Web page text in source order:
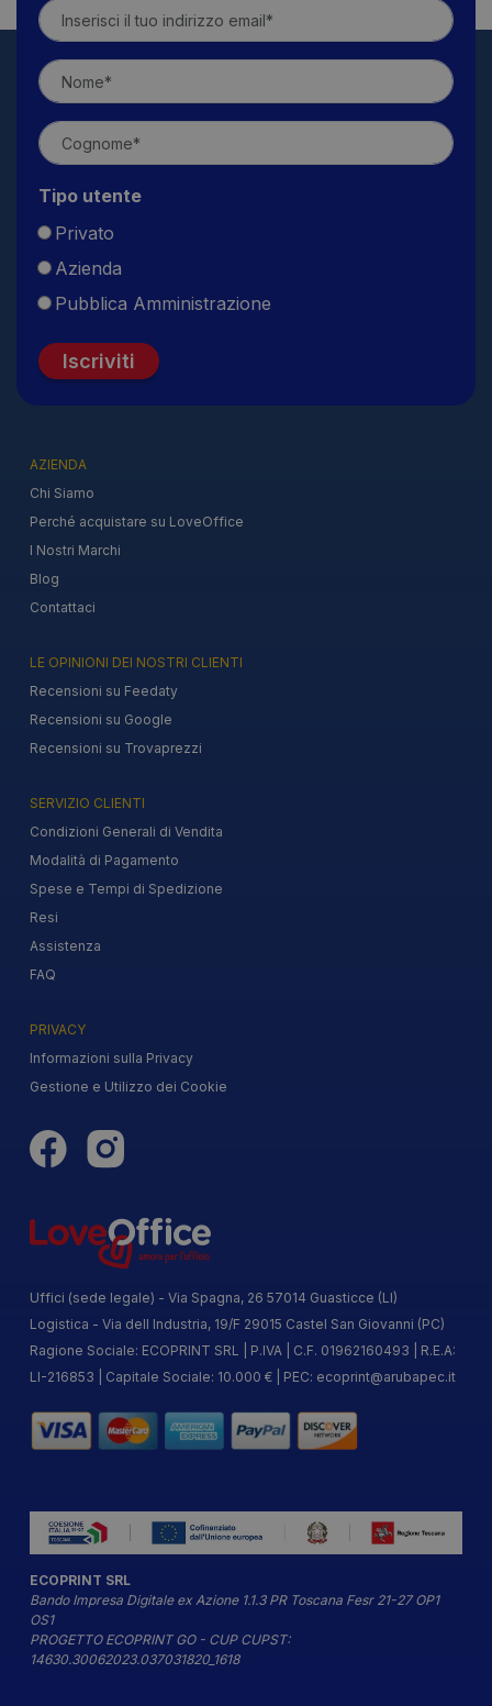
Tipo utente
Privato
Azienda
Pubblica Amministrazione
Iscriviti
AZIENDA
Chi Siamo
Perché acquistare su LoveOffice
I Nostri Marchi
Blog
Contattaci
LE OPINIONI DEI NOSTRI CLIENTI
Recensioni su Feedaty
Recensioni su Google
Recensioni su Trovaprezzi
SERVIZIO CLIENTI
Condizioni Generali di Vendita
Modalità di Pagamento
Spese e Tempi di Spedizione
Resi
Assistenza
FAQ
PRIVACY
Informazioni sulla Privacy
Gestione e Utilizzo dei Cookie
Uffici (sede legale) - Via Spagna, 26 57014 Guasticce (LI)
Logistica - Via dell Industria, 19/F 29015 Castel San Giovanni (PC)
Ragione Sociale: ECOPRINT SRL | P.IVA | C.F. 01962160493 | R.E.A:
LI-216853 | Capitale Sociale: 10.000 € | PEC: ecoprint@arubapec.it
ECOPRINT SRL
Bando Impresa Digitale ex Azione 1.1.3 PR Toscana Fesr 21-27 OP1
OS1
PROGETTO ECOPRINT GO - CUP CUPST:
14630.30062023.037031820_1618